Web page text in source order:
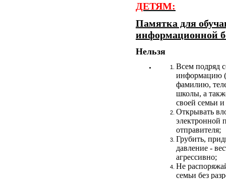
ДЕТЯМ:
Памятка для
информационной
Нельзя
Всем подряд
информацию
фамилию,
школы, а
своей семьи и
Открывать
электронной
отправителя;
Грубить,
давление -
агрессивно;
Не
семьи без